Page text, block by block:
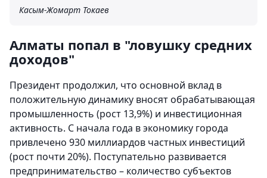
Касым-Жомарт Токаев
Алматы попал в "ловушку средних
доходов"
Президент продолжил, что основной вклад в
положительную динамику вносят обрабатывающая
промышленность (рост 13,9%) и инвестиционная
активность. С начала года в экономику города
привлечено 930 миллиардов частных инвестиций
(рост почти 20%). Поступательно развивается
предпринимательство – количество субъектов